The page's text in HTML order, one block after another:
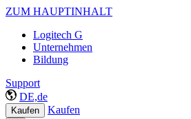
ZUM HAUPTINHALT
Logitech G
Unternehmen
Bildung
Support
DE,de
Kaufen Kaufen